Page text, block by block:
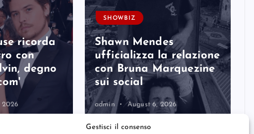
Gestisci il consenso
ricorda
con
degno
2026
SHOWBIZ
Shawn Mendes
ufficializza la relazione
con Bruna Marquezine
sui social
admin August 6, 2026